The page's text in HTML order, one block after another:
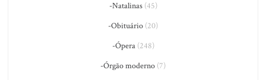
-Natalinas(45)
-Obituário (20)
-Ópera(248)
-Órgão moderno (7)